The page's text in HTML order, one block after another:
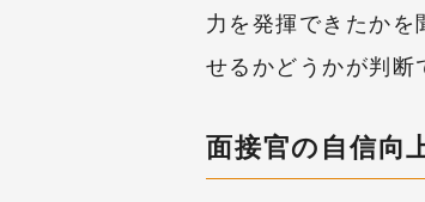
力を発揮できたかを
せるかどうかが判断
面接官の自信向